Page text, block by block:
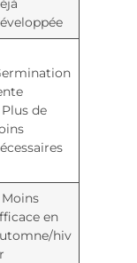
Plus de
Moins
en
hiv